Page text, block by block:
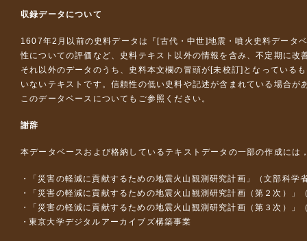
収録データについて
1607年2月以前の史料データは『 [古代・中世]地震・噴火史料データ
性についての評価など、史料テキスト以外の情報を含み、不定期に改
それ以外のデータのうち、史料本文欄の冒頭が[未校訂]となっている
いないテキストです。信頼性の低い史料や記述が含まれている場合が
このデータベースについて もご参照ください。
謝辞
本データベースおよび格納しているテキストデータの一部の作成には
「災害の軽減に貢献するための地震火山観測研究計画」（文部科学
「災害の軽減に貢献するための地震火山観測研究計画（第２次）」
「災害の軽減に貢献するための地震火山観測研究計画（第３次）」
東京大学デジタルアーカイブズ構築事業